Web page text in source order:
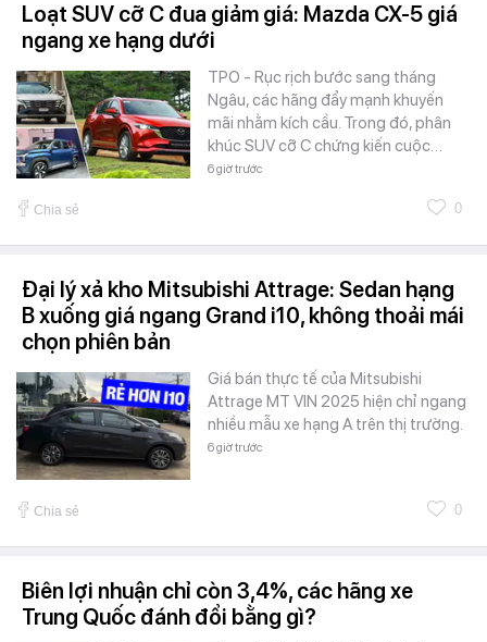
Loạt SUV cỡ C đua giảm giá: Mazda CX-5 giá
ngang xe hạng dưới
TPO - Rục rịch bước sang tháng
Ngâu, các hãng đẩy mạnh khuyến
mãi nhằm kích cầu. Trong đó, phân
khúc SUV cỡ C chứng kiến cuộc…
6 giờ trước
Chia sẻ 0
Đại lý xả kho Mitsubishi Attrage: Sedan hạng
B xuống giá ngang Grand i10, không thoải mái
chọn phiên bản
Giá bán thực tế của Mitsubishi
Attrage MT VIN 2025 hiện chỉ ngang
nhiều mẫu xe hạng A trên thị trường.
6 giờ trước
Chia sẻ 0
Biên lợi nhuận chỉ còn 3,4%, các hãng xe
Trung Quốc đánh đổi bằng gì?